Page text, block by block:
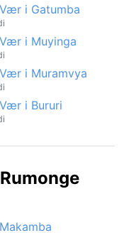
i Gatumba
i Muyinga
i Muramvya
i Bururi